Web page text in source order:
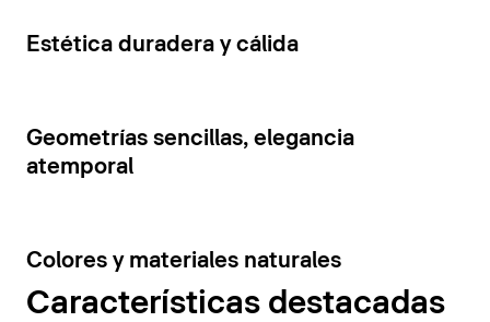
combinación de colores contrastantes.
Mostrar muebles de baño
5
Estética duradera y cálida
7
Geometrías sencillas, elegancia
atemporal
6
Colores y materiales naturales
Características destacadas